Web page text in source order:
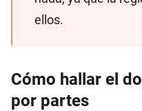
ellos.
Cómo hallar el
por partes